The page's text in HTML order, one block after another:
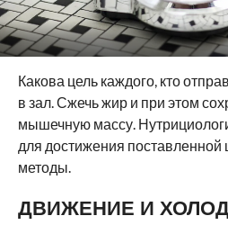
Какова цель каждого, кто
в зал. Сжечь жир и при этом
мышечную массу.
для достижения поставленной
методы.
ДВИЖЕНИЕ И